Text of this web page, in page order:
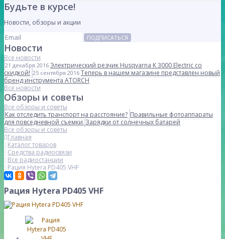
Будьте в курсе!
Новости, обзоры и акции
ПОДПИСАТЬСЯ
Новости
Все новости
21 декабря 2016 Электрический резчик Husqvarna K 3000 Electric со
скидкой! 25 сентября 2016 Теперь в нашем магазине представлен новый
бренд инструмента ATORCH
Все новости
Обзоры и советы
Все обзоры и советы
Как отследить транспорт на расстояние? Правильные фотоаппараты
для повседневной съемкиЗарядки от солнечных батарей
Все обзоры и советы
Главная
Каталог товаров
Средства радиосвязи
Все радиостанции
Рация Hytera PD405 VHF
Рация Hytera PD405 VHF